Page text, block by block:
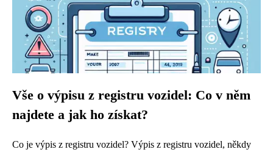
Vše o výpisu z registru vozidel: Co v něm
najdete a jak ho získat?
Co je výpis z registru vozidel? Výpis z registru vozidel, někdy